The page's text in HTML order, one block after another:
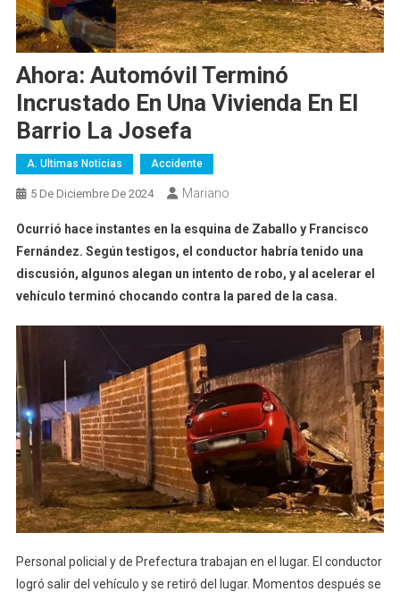
Ahora: Automóvil Terminó
Incrustado En Una Vivienda En El
Barrio La Josefa
A. Ultimas Noticias Accidente
5 De Diciembre De 2024 Mariano
Ocurrió hace instantes en la esquina de Zaballo y Francisco
Fernández. Según testigos, el conductor habría tenido una
discusión, algunos alegan un intento de robo, y al acelerar el
vehículo terminó chocando contra la pared de la casa.
Personal policial y de Prefectura trabajan en el lugar. El conductor
logró salir del vehículo y se retiró del lugar. Momentos después se